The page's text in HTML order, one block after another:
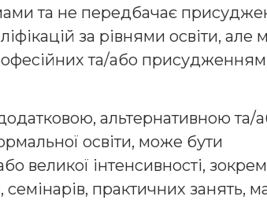
та не передбачає
за рівнями освіти, але
та/або присудженням
альтернативною та/
освіти, може бути
великої інтенсивності,
практичних занять,